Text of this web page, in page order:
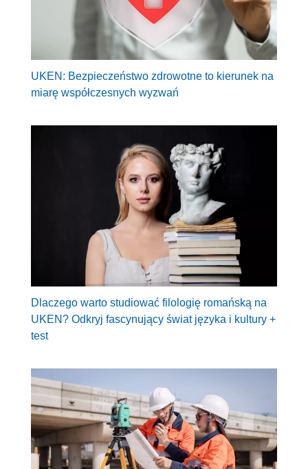
UKEN: Bezpieczeństwo zdrowotne to kierunek na
miarę współczesnych wyzwań
Dlaczego warto studiować filologię romańską na
UKEN? Odkryj fascynujący świat języka i kultury +
test